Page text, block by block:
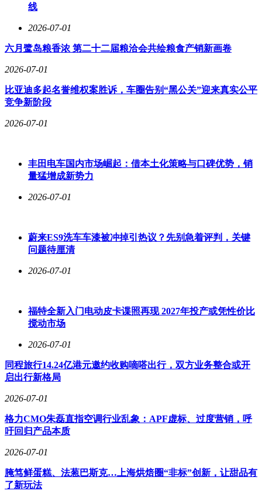
的战略。传统大店承担供应链底盘与品牌中枢的功能，社区中
置仓则覆盖三公里生活圈，提供确定性的生活方式服务。其
中，中型超市业务作为转型的核心，已展现出强劲的发展势
头。以大润发Super为例，其已实现现金流转正，具备独立的
自我造血能力，并即将进入渠道与资本扩张阶段。该业态的生
了较高的毛利。
用店仓合一与纯前置仓两种模式。在过去一年中，线上营收占
其更高的效率而备受期待。纯前置仓在订单规模吞吐能力、配
送时效与差错率表现、供应链精准性以及售后服务等方面均优
一步提升到家业务的市场份额，并已在上海、江阴、洛阳、济
依赖纯前置仓业务的驱动。
线
2026-07-01
六月鹭岛粮香浓 第二十二届粮洽会共绘粮食产销新画卷
2026-07-01
比亚迪多起名誉维权案胜诉，车圈告别“黑公关”迎来真实公平
竞争新阶段
2026-07-01
丰田电车国内市场崛起：借本土化策略与口碑优势，销
量猛增成新势力
2026-07-01
蔚来ES9洗车车漆被冲掉引热议？先别急着评判，关键
问题待厘清
2026-07-01
福特全新入门电动皮卡谍照再现 2027年投产或凭性价比
搅动市场
2026-07-01
同程旅行14.24亿港元邀约收购嘀嗒出行，双方业务整合或开
启出行新格局
2026-07-01
格力CMO朱磊直指空调行业乱象：APF虚标、过度营销，呼
吁回归产品本质
2026-07-01
腌笃鲜蛋糕、法葱巴斯克…上海烘焙圈“非标”创新，让甜品有
了新玩法